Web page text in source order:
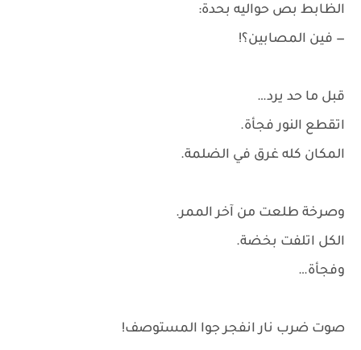
الظابط بص حواليه بحدة:
— فين المصابين؟!
قبل ما حد يرد…
اتقطع النور فجأة.
المكان كله غرق في الضلمة.
وصرخة طلعت من آخر الممر.
الكل اتلفت بخضة.
وفجأة…
صوت ضرب نار انفجر جوا المستوصف!